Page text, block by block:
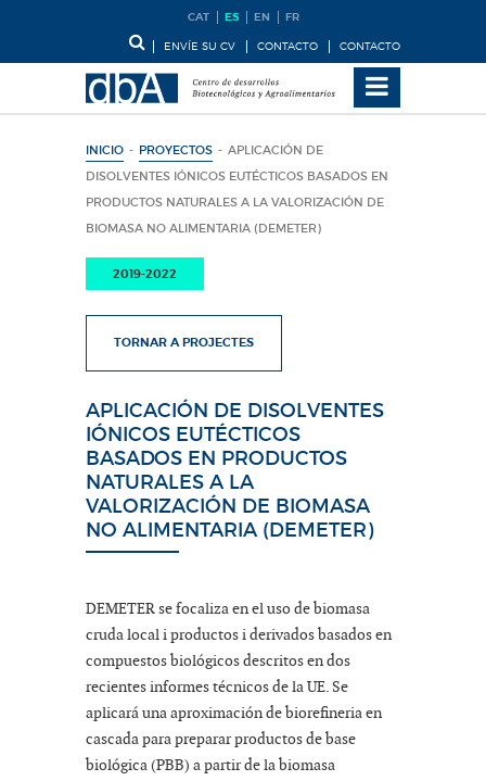
CAT ES EN FR
ENVÍE SU CV CONTACTO CONTACTO
INICIO - PROYECTOS - APLICACIÓN DE
DISOLVENTES IÓNICOS EUTÉCTICOS BASADOS EN
PRODUCTOS NATURALES A LA VALORIZACIÓN DE
BIOMASA NO ALIMENTARIA (DEMETER)
2019-2022
TORNAR A PROJECTES
APLICACIÓN DE DISOLVENTES
IÓNICOS EUTÉCTICOS
BASADOS EN PRODUCTOS
NATURALES A LA
VALORIZACIÓN DE BIOMASA
NO ALIMENTARIA (DEMETER)
DEMETER se focaliza en el uso de biomasa
cruda local i productos i derivados basados en
compuestos biológicos descritos en dos
recientes informes técnicos de la UE. Se
aplicará una aproximación de biorefineria en
cascada para preparar productos de base
biológica (PBB) a partir de la biomasa